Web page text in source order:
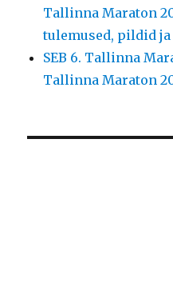
Tallinna Maraton
tulemused, pildid ja
SEB 6. Tallinna
Tallinna Maraton